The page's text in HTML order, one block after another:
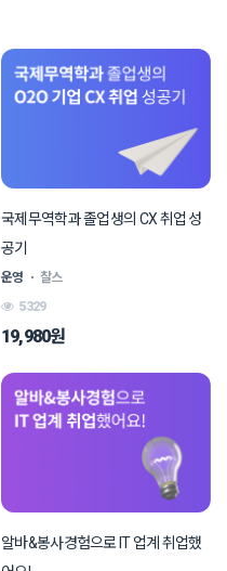
국제무역학과 졸업생의 CX 취업 성
공기
운영 ㆍ 찰스
5329
19,980원
알바&봉사경험으로 IT 업계 취업했